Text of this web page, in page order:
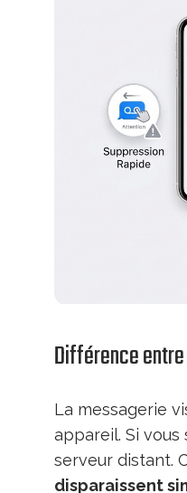
Différence
La messagerie
appareil. Si vous
serveur distant.
disparaissent